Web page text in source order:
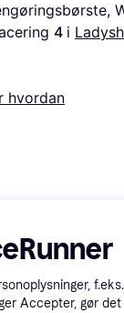
4 i
hvordan
Accepter, gør